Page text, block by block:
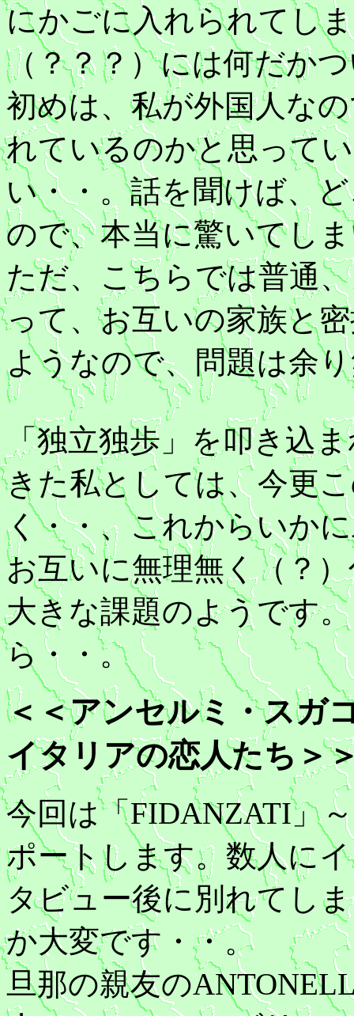
にかごに入れられてし
（？？？）には何だか
初めは、私が外国人な
れているのかと思って
い・・。話を聞けば、
ので、本当に驚いてし
ただ、こちらでは普通
って、お互いの家族と
ようなので、問題は余
「独立独歩」を叩き込
きた私としては、今更
く・・、これからいか
お互いに無理無く（？
大きな課題のようです
ら・・。
＜＜アンセルミ・スガ
イタリアの恋人たち＞
今回は「FIDANZATI」
ポートします。数人に
タビュー後に別れてし
か大変です・・。
旦那の親友の